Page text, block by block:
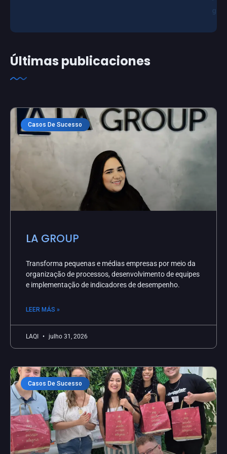
Últimas publicaciones
Casos De Sucesso
LA GROUP
Transforma pequenas e médias empresas por meio da
organização de processos, desenvolvimento de equipes
e implementação de indicadores de desempenho.
LEER MÁS »
LAQI julho 31, 2026
Casos De Sucesso